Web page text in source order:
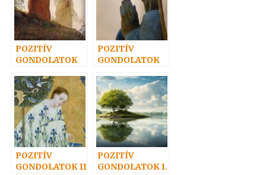
POZITÍV
GONDOLATOK
POZITÍV
GONDOLATOK
POZITÍV
GONDOLATOK 11
POZITÍV
GONDOLATOK 1.